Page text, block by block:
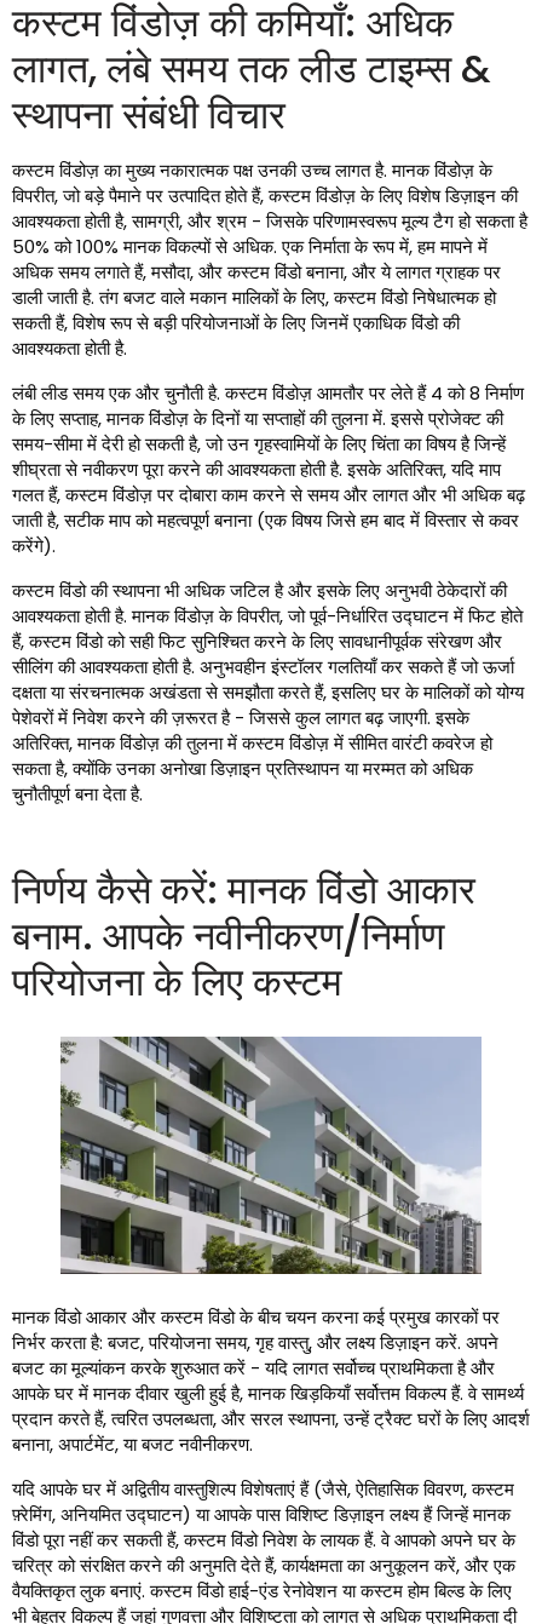
कस्टम विंडोज़ की कमियाँ: अधिक
लागत, लंबे समय तक लीड टाइम्स &
स्थापना संबंधी विचार
कस्टम विंडोज़ का मुख्य नकारात्मक पक्ष उनकी उच्च लागत है. मानक विंडोज़ के
विपरीत, जो बड़े पैमाने पर उत्पादित होते हैं, कस्टम विंडोज़ के लिए विशेष डिज़ाइन की
आवश्यकता होती है, सामग्री, और श्रम - जिसके परिणामस्वरूप मूल्य टैग हो सकता है
50% को 100% मानक विकल्पों से अधिक. एक निर्माता के रूप में, हम मापने में
अधिक समय लगाते हैं, मसौदा, और कस्टम विंडो बनाना, और ये लागत ग्राहक पर
डाली जाती है. तंग बजट वाले मकान मालिकों के लिए, कस्टम विंडो निषेधात्मक हो
सकती हैं, विशेष रूप से बड़ी परियोजनाओं के लिए जिनमें एकाधिक विंडो की
आवश्यकता होती है.
लंबी लीड समय एक और चुनौती है. कस्टम विंडोज़ आमतौर पर लेते हैं 4 को 8 निर्माण
के लिए सप्ताह, मानक विंडोज़ के दिनों या सप्ताहों की तुलना में. इससे प्रोजेक्ट की
समय-सीमा में देरी हो सकती है, जो उन गृहस्वामियों के लिए चिंता का विषय है जिन्हें
शीघ्रता से नवीकरण पूरा करने की आवश्यकता होती है. इसके अतिरिक्त, यदि माप
गलत हैं, कस्टम विंडोज़ पर दोबारा काम करने से समय और लागत और भी अधिक बढ़
जाती है, सटीक माप को महत्वपूर्ण बनाना (एक विषय जिसे हम बाद में विस्तार से कवर
करेंगे).
कस्टम विंडो की स्थापना भी अधिक जटिल है और इसके लिए अनुभवी ठेकेदारों की
आवश्यकता होती है. मानक विंडोज़ के विपरीत, जो पूर्व-निर्धारित उद्घाटन में फिट होते
हैं, कस्टम विंडो को सही फिट सुनिश्चित करने के लिए सावधानीपूर्वक संरेखण और
सीलिंग की आवश्यकता होती है. अनुभवहीन इंस्टॉलर गलतियाँ कर सकते हैं जो ऊर्जा
दक्षता या संरचनात्मक अखंडता से समझौता करते हैं, इसलिए घर के मालिकों को योग्य
पेशेवरों में निवेश करने की ज़रूरत है - जिससे कुल लागत बढ़ जाएगी. इसके
अतिरिक्त, मानक विंडोज़ की तुलना में कस्टम विंडोज़ में सीमित वारंटी कवरेज हो
सकता है, क्योंकि उनका अनोखा डिज़ाइन प्रतिस्थापन या मरम्मत को अधिक
चुनौतीपूर्ण बना देता है.
निर्णय कैसे करें: मानक विंडो आकार
बनाम. आपके नवीनीकरण/निर्माण
परियोजना के लिए कस्टम
मानक विंडो आकार और कस्टम विंडो के बीच चयन करना कई प्रमुख कारकों पर
निर्भर करता है: बजट, परियोजना समय, गृह वास्तु, और लक्ष्य डिज़ाइन करें. अपने
बजट का मूल्यांकन करके शुरुआत करें - यदि लागत सर्वोच्च प्राथमिकता है और
आपके घर में मानक दीवार खुली हुई है, मानक खिड़कियाँ सर्वोत्तम विकल्प हैं. वे सामर्थ्य
प्रदान करते हैं, त्वरित उपलब्धता, और सरल स्थापना, उन्हें ट्रैक्ट घरों के लिए आदर्श
बनाना, अपार्टमेंट, या बजट नवीनीकरण.
यदि आपके घर में अद्वितीय वास्तुशिल्प विशेषताएं हैं (जैसे, ऐतिहासिक विवरण, कस्टम
फ़्रेमिंग, अनियमित उद्घाटन) या आपके पास विशिष्ट डिज़ाइन लक्ष्य हैं जिन्हें मानक
विंडो पूरा नहीं कर सकती हैं, कस्टम विंडो निवेश के लायक हैं. वे आपको अपने घर के
चरित्र को संरक्षित करने की अनुमति देते हैं, कार्यक्षमता का अनुकूलन करें, और एक
वैयक्तिकृत लुक बनाएं. कस्टम विंडो हाई-एंड रेनोवेशन या कस्टम होम बिल्ड के लिए
भी बेहतर विकल्प हैं जहां गुणवत्ता और विशिष्टता को लागत से अधिक प्राथमिकता दी